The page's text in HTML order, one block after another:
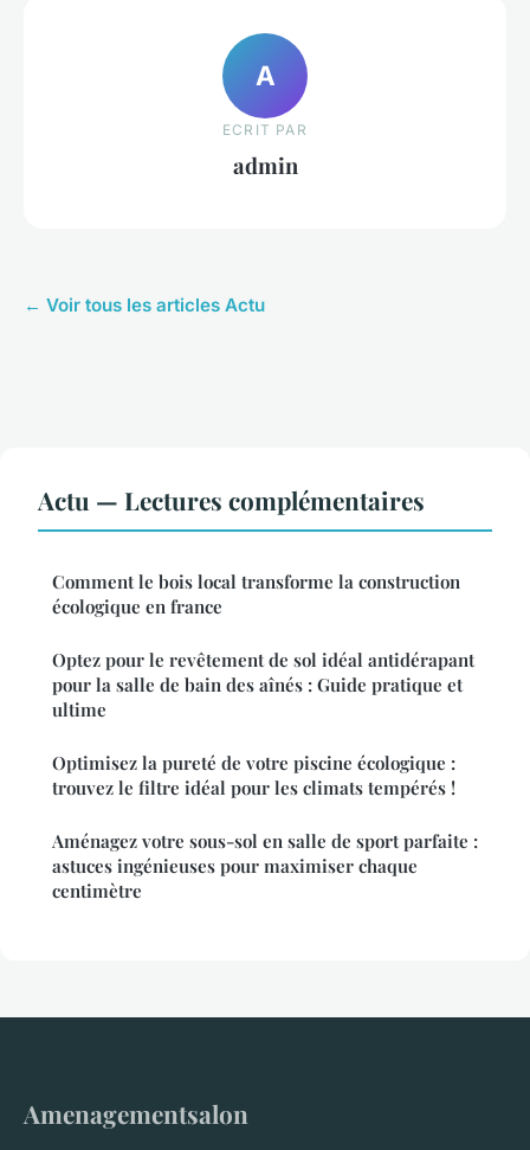
A
ECRIT PAR
admin
← Voir tous les articles Actu
Actu — Lectures complémentaires
Comment le bois local transforme la construction
écologique en france
Optez pour le revêtement de sol idéal antidérapant
pour la salle de bain des aînés : Guide pratique et
ultime
Optimisez la pureté de votre piscine écologique :
trouvez le filtre idéal pour les climats tempérés !
Aménagez votre sous-sol en salle de sport parfaite :
astuces ingénieuses pour maximiser chaque
centimètre
Amenagementsalon